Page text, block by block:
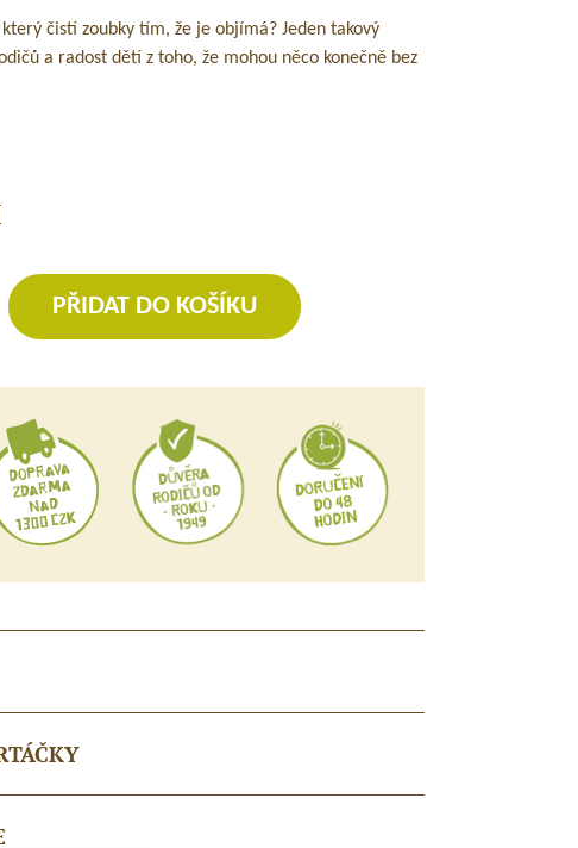
čistí zoubky tím, že je objímá? Jeden takový
a radost dětí z toho, že mohou něco konečně bez
PŘIDAT DO KOŠÍKU